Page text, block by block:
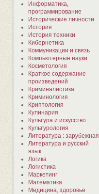
Информатика,
программирование
Исторические личности
История
История техники
Кибернетика
Коммуникации и связь
Компьютерные науки
Косметология
Краткое содержание
произведений
Криминалистика
Криминология
Криптология
Кулинария
Культура и искусство
Культурология
Литература : зарубежная
Литература и русский
язык
Логика
Логистика
Маркетинг
Математика
Медицина, здоровье